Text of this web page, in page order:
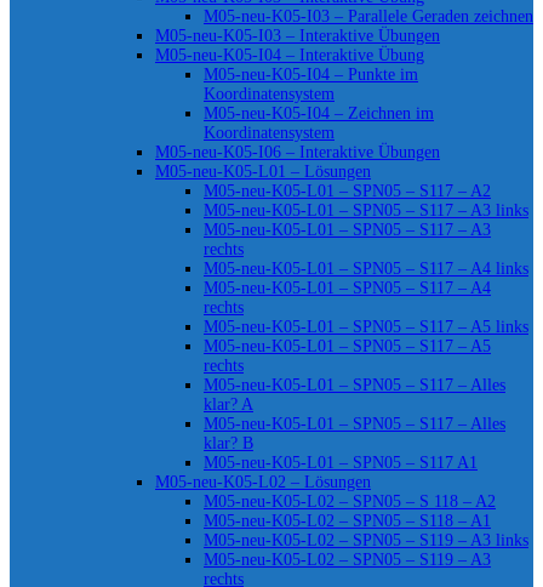
M05-neu-K05-I03 – Parallele Geraden zeichnen
M05-neu-K05-I03 – Interaktive Übungen
M05-neu-K05-I04 – Interaktive Übung
M05-neu-K05-I04 – Punkte im
Koordinatensystem
M05-neu-K05-I04 – Zeichnen im
Koordinatensystem
M05-neu-K05-I06 – Interaktive Übungen
M05-neu-K05-L01 – Lösungen
M05-neu-K05-L01 – SPN05 – S117 – A2
M05-neu-K05-L01 – SPN05 – S117 – A3 links
M05-neu-K05-L01 – SPN05 – S117 – A3
rechts
M05-neu-K05-L01 – SPN05 – S117 – A4 links
M05-neu-K05-L01 – SPN05 – S117 – A4
rechts
M05-neu-K05-L01 – SPN05 – S117 – A5 links
M05-neu-K05-L01 – SPN05 – S117 – A5
rechts
M05-neu-K05-L01 – SPN05 – S117 – Alles
klar? A
M05-neu-K05-L01 – SPN05 – S117 – Alles
klar? B
M05-neu-K05-L01 – SPN05 – S117 A1
M05-neu-K05-L02 – Lösungen
M05-neu-K05-L02 – SPN05 – S 118 – A2
M05-neu-K05-L02 – SPN05 – S118 – A1
M05-neu-K05-L02 – SPN05 – S119 – A3 links
M05-neu-K05-L02 – SPN05 – S119 – A3
rechts